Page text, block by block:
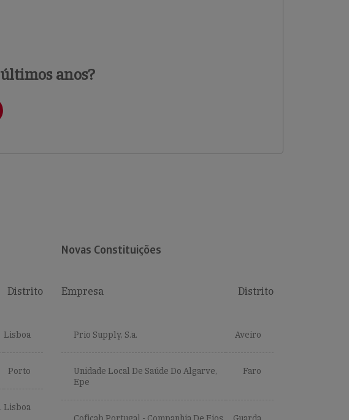
anos?
Distrito
Lisboa
Porto
Lisboa
Novas Constituições
Empresa Distrito
Prio Supply, S.a. Aveiro
Unidade Local De Saúde Do Algarve,
Epe
Faro